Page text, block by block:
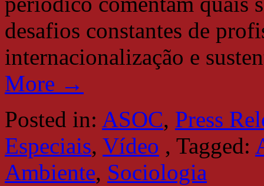
desafios constantes de
internacionalização e
More →
Posted in: ASOC, Press
Especiais, Vídeo , Tagged:
Ambiente, Sociologia